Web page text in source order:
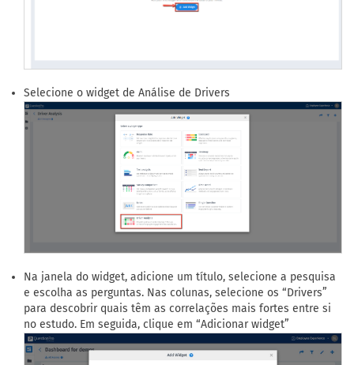
Selecione o widget de Análise de Drivers
Na janela do widget, adicione um título, selecione a pesquisa
e escolha as perguntas. Nas colunas, selecione os “Drivers”
para descobrir quais têm as correlações mais fortes entre si
no estudo. Em seguida, clique em “Adicionar widget”